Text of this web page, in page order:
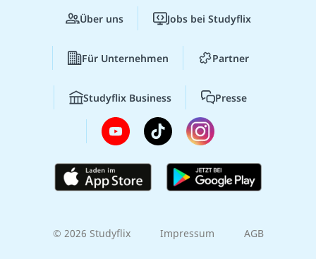
Über uns Jobs bei Studyflix
Für Unternehmen Partner
Studyflix Business Presse
© 2026 Studyflix Impressum AGB